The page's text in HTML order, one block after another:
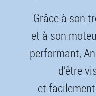
Grâce à son
et à son
performant,
d’être
et